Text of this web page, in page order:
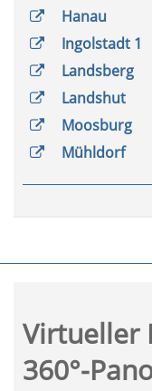
Hanau
Ingolstadt 1
Landsberg
Landshut
Moosburg
Mühldorf
Virtueller
360°-